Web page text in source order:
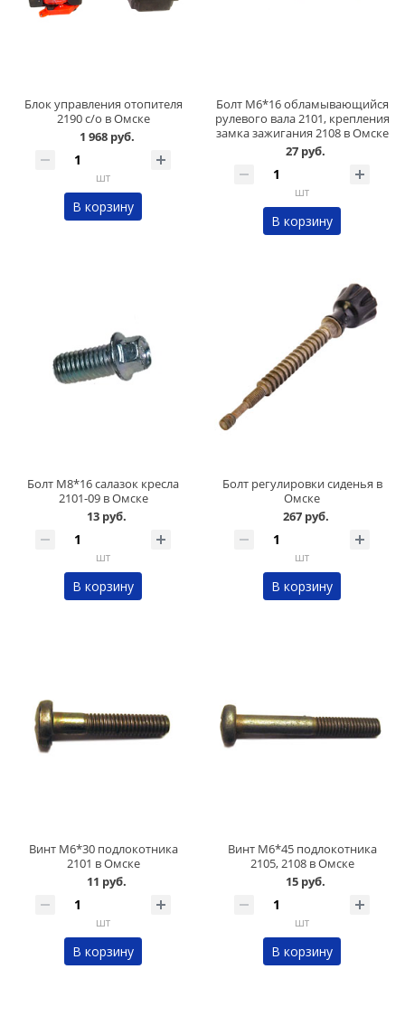
Блок управления отопителя
2190 с/о в Омске
1 968 руб.
шт
В корзину
Болт М6*16 обламывающийся
рулевого вала 2101, крепления
замка зажигания 2108 в Омске
27 руб.
шт
В корзину
Болт М8*16 салазок кресла
2101-09 в Омске
13 руб.
шт
В корзину
Болт регулировки сиденья в
Омске
267 руб.
шт
В корзину
Винт М6*30 подлокотника
2101 в Омске
11 руб.
шт
В корзину
Винт М6*45 подлокотника
2105, 2108 в Омске
15 руб.
шт
В корзину